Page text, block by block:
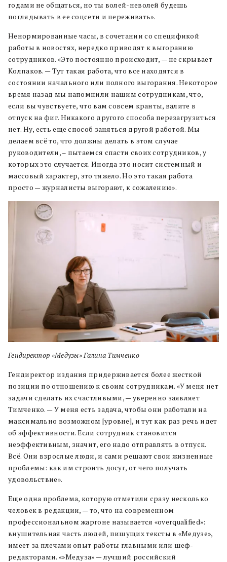
годами не общаться, но ты волей-неволей будешь
поглядывать в ее соцсети и переживать».
Ненормированные часы, в сочетании со спецификой
работы в новостях, нередко приводят к выгоранию
сотрудников. «Это постоянно происходит, — не скрывает
Колпаков. — Тут такая работа, что все находятся в
состоянии начального или полного выгорания. Некоторое
время назад мы напомнили нашим сотрудникам, что,
если вы чувствуете, что вам совсем кранты, валите в
отпуск на фиг. Никакого другого способа перезагрузиться
нет. Ну, есть еще способ заняться другой работой. Мы
делаем всё то, что должны делать в этом случае
руководители, – пытаемся спасти своих сотрудников, у
которых это случается. Иногда это носит системный и
массовый характер, это тяжело. Но это такая работа
просто — журналисты выгорают, к сожалению».
Гендиректор «Медузы» Галина Тимченко
Гендиректор издания придерживается более жесткой
позиции по отношению к своим сотрудникам. «У меня нет
задачи сделать их счастливыми, — уверенно заявляет
Тимченко. — У меня есть задача, чтобы они работали на
максимально возможном [уровне], и тут как раз речь идет
об эффективности. Если сотрудник становится
неэффективным, значит, его надо отправлять в отпуск.
Всё. Они взрослые люди, и сами решают свои жизненные
проблемы: как им строить досуг, от чего получать
удовольствие».
Еще одна проблема, которую отметили сразу несколько
человек в редакции, — то, что на современном
профессиональном жаргоне называется «overqualified»:
внушительная часть людей, пишущих тексты в «Медузе»,
имеет за плечами опыт работы главными или шеф-
редакторами. «»Медуза» — лучший российский